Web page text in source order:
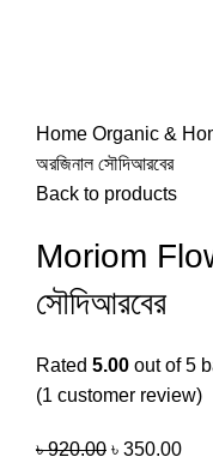
Home Organic &
অরজিনাল সৌদিআরবের
Back to products
Moriom
সৌদিআরবের
Rated 5.00 out of 5
(1 customer review)
৳920.00 ৳ 350.00